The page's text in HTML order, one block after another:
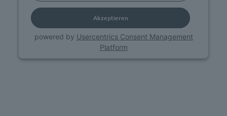
Akzeptieren
powered by Usercentrics Consent Management
Platform